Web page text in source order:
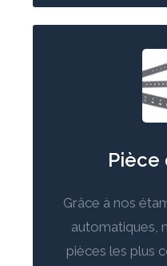
Pièce
Grâce à nos
automatiques,
pièces les plus